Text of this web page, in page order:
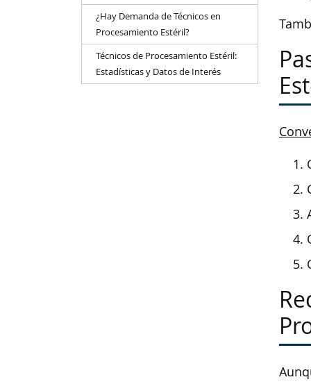
¿Hay Demanda de Técnicos en
Procesamiento Estéril?
Técnicos de Procesamiento Estéril:
Estadísticas y Datos de Interés